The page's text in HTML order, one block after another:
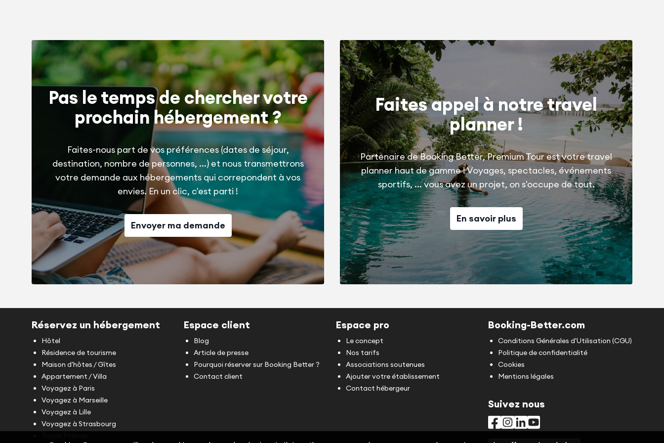
Pas le temps de chercher votre
prochain hébergement ?
Faites-nous part de vos préférences (dates de séjour,
destination, nombre de personnes, ...) et nous transmettrons
votre demande aux hébergements qui correpondent à vos
envies. En un clic, c'est parti !
Envoyer ma demande
Faites appel à notre travel
planner !
Partenaire de Booking Better, Premium Tour est votre travel
planner haut de gamme ! Voyages, spectacles, événements
sportifs, ... vous avez un projet, on s'occupe de tout.
En savoir plus
Réservez un hébergement
Hôtel
Résidence de tourisme
Maison d'hôtes / Gîtes
Appartement / Villa
Voyagez à Paris
Voyagez à Marseille
Voyagez à Lille
Voyagez à Strasbourg
Espace client
Blog
Article de presse
Pourquoi réserver sur Booking Better ?
Contact client
Espace pro
Le concept
Nos tarifs
Associations soutenues
Ajouter votre établissement
Contact hébergeur
Booking-Better.com
Conditions Générales d'Utilisation (CGU)
Politique de confidentialité
Cookies
Mentions légales
Suivez nous